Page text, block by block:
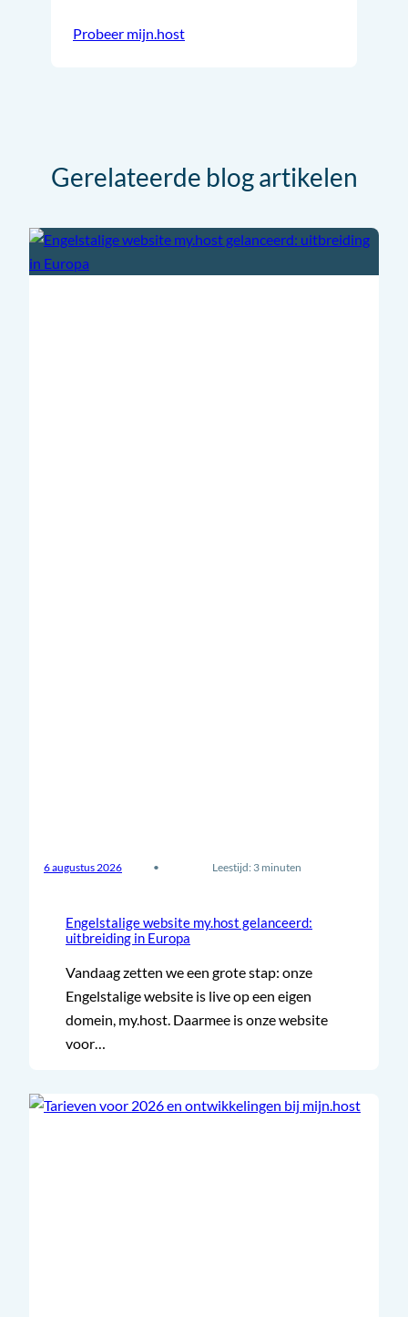
Probeer mijn.host
Gerelateerde blog artikelen
6 augustus 2026 • Leestijd: 3 minuten
Engelstalige website my.host gelanceerd:
uitbreiding in Europa
Vandaag zetten we een grote stap: onze
Engelstalige website is live op een eigen
domein, my.host. Daarmee is onze website
voor…